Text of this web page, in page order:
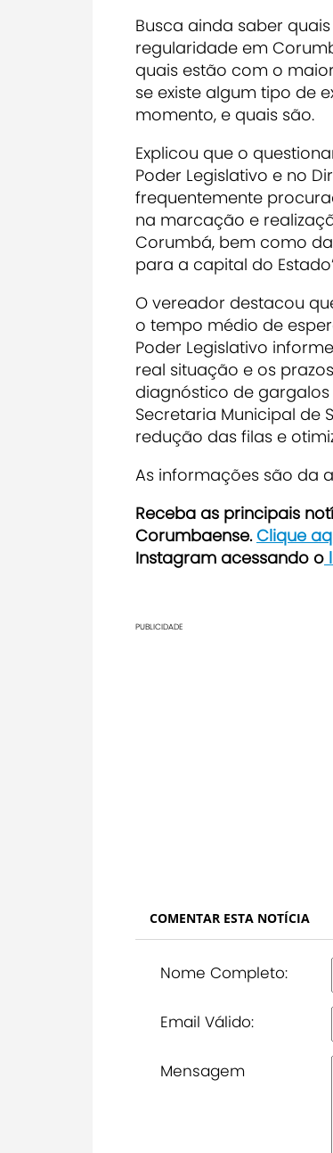
Busca ainda saber
regularidade em
quais estão com o
se existe algum tipo de
momento, e quais são.
Explicou que o
Poder Legislativo e no
frequentemente
na marcação e
Corumbá, bem como
para a capital do
O vereador destacou
o tempo médio de
Poder Legislativo
real situação e os
diagnóstico de gargalos
Secretaria Municipal de
redução das filas e
As informações são da
Receba as principais
Corumbaense.Clique
Instagram acessando o
PUBLICIDADE
COMENTAR ESTA NOTÍCIA
Nome Completo:
Email Válido:
Mensagem